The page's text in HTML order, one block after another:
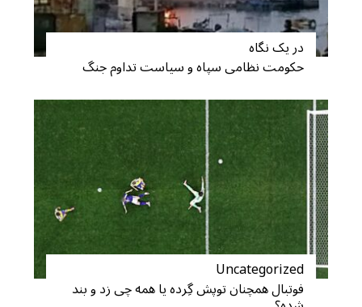
در یک نگاه
حکومت نظامی سپاه و سیاست تداوم جنگ
Uncategorized
فوتبال همچنان توپش گِرده یا همه چی زد و بند